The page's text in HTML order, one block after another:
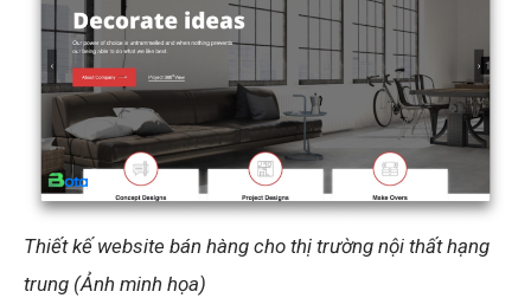
Thiết kế website bán hàng cho thị trường nội thất hạng
trung (Ảnh minh họa)